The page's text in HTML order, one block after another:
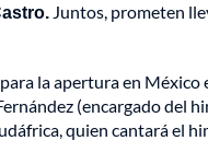
Juntos, prometen
la apertura en México
(encargado del
quien cantará el